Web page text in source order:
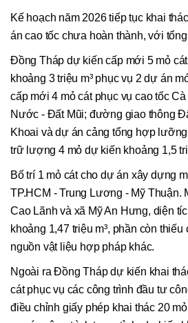
Kế hoạch năm 2026 tiếp tục khai
án cao tốc chưa hoàn thành, với tổng
Đồng Tháp dự kiến cấp mới 5 mỏ
khoảng 3 triệu m³ phục vụ 2 dự án
cấp mới 4 mỏ cát phục vụ cao tốc
Nước - Đất Mũi; đường giao thông
Khoai và dự án cảng tổng hợp
trữ lượng 4 mỏ dự kiến khoảng 1,5
Bố trí 1 mỏ cát cho dự án xây dựng
TP.HCM - Trung Lương - Mỹ Thuận.
Cao Lãnh và xã Mỹ An Hưng, diện
khoảng 1,47 triệu m³, phần còn
nguồn vật liệu hợp pháp khác.
Ngoài ra Đồng Tháp dự kiến khai
cát phục vụ các công trình đầu tư
điều chỉnh giấy phép khai thác 20